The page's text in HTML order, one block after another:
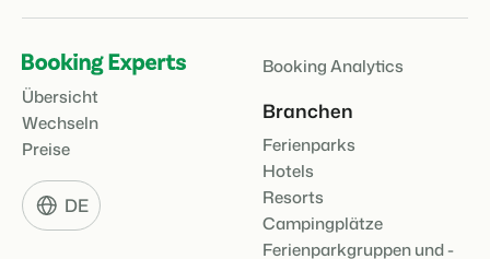
BEX Übersicht
Entdecke die unzähligen Vorteile der Booking Experts
Plattform.
Für Ferienparks
Entdecke die Vorteile von Booking Experts für Ferienparks.
App Store
Mach die Plattform zu deiner eigenen mithilfe der
Anbindung zu anderen Systemen.
Praktische Tipps für die wichtigsten
DIGITALER ZUGANG
Schlüsselloser Zugang bei Camping de
Paal mit EasySecure
Kundenstory lesen
Übersicht
Wechseln
Preise
DE
Booking Analytics
Branchen
Ferienparks
Hotels
Resorts
Campingplätze
Ferienparkgruppen und -